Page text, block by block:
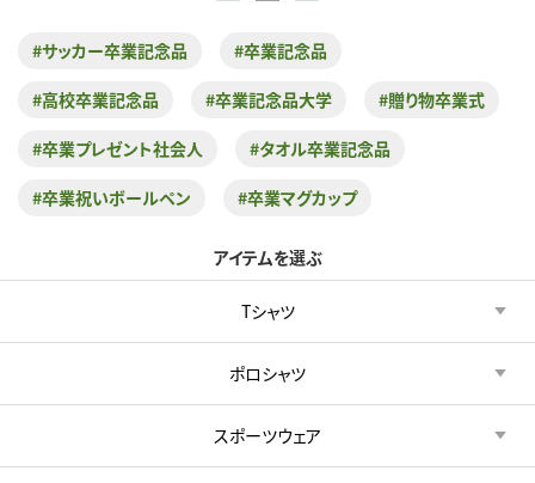
#サッカー卒業記念品 #卒業記念品
#高校卒業記念品 #卒業記念品大学 #贈り物卒業式
#卒業プレゼント社会人 #タオル卒業記念品
#卒業祝いボールペン #卒業マグカップ
アイテムを選ぶ
Tシャツ
ポロシャツ
スポーツウェア